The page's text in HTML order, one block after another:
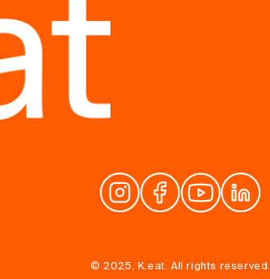
© 2025, K.eat. All rights reserved.